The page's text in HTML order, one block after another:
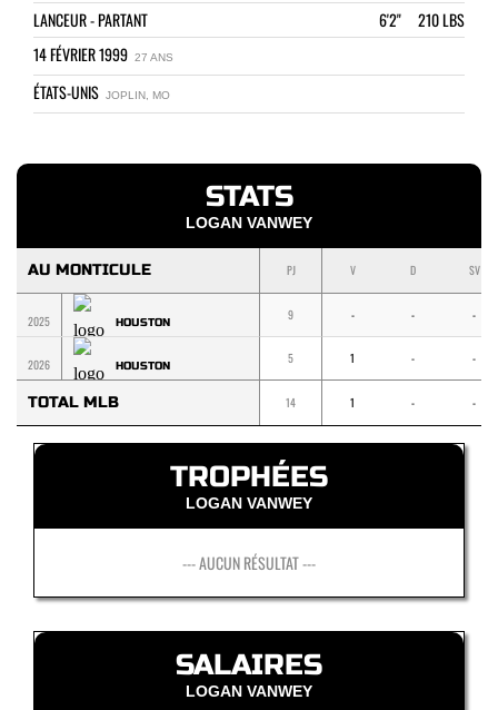
LANCEUR - PARTANT
6'2" 210 LBS
14 FÉVRIER 1999 27 ANS
ÉTATS-UNIS JOPLIN, MO
STATS
LOGAN VANWEY
AU MONTICULE PJ V D SV
2025 HOUSTON 9 - - -
2026 HOUSTON 5 1 - -
TOTAL MLB 14 1 - -
TROPHÉES
LOGAN VANWEY
--- AUCUN RÉSULTAT ---
SALAIRES
LOGAN VANWEY